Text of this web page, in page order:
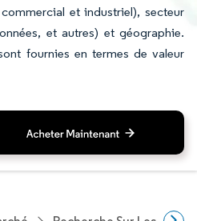
et industriel), secteur
et autres) et géographie.
fournies en termes de valeur